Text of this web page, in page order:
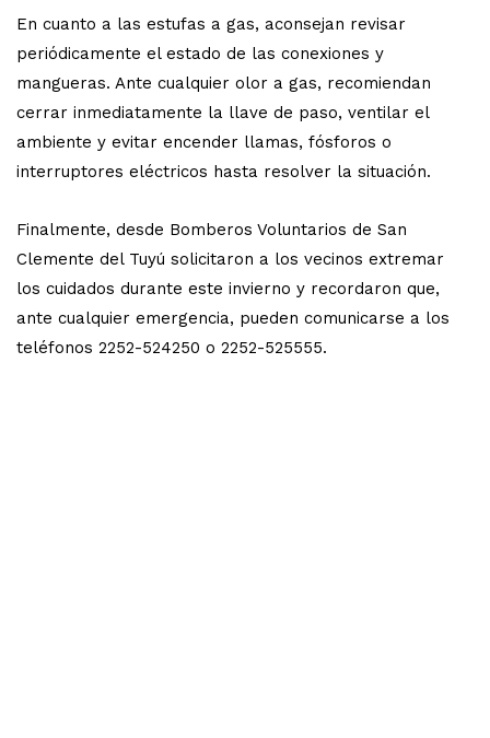
En cuanto a las estufas a gas, aconsejan revisar
periódicamente el estado de las conexiones y
mangueras. Ante cualquier olor a gas, recomiendan
cerrar inmediatamente la llave de paso, ventilar el
ambiente y evitar encender llamas, fósforos o
interruptores eléctricos hasta resolver la situación.
Finalmente, desde Bomberos Voluntarios de San
Clemente del Tuyú solicitaron a los vecinos extremar
los cuidados durante este invierno y recordaron que,
ante cualquier emergencia, pueden comunicarse a los
teléfonos 2252-524250 o 2252-525555.